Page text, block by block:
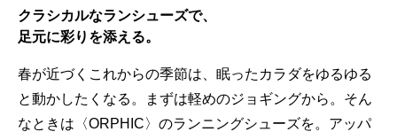
クラシカルなランシューズで、
足元に彩りを添える。
春が近づくこれからの季節は、眠ったカラダをゆるゆる
と動かしたくなる。まずは軽めのジョギングから。そん
なときは〈ORPHIC〉のランニングシューズを。アッパ